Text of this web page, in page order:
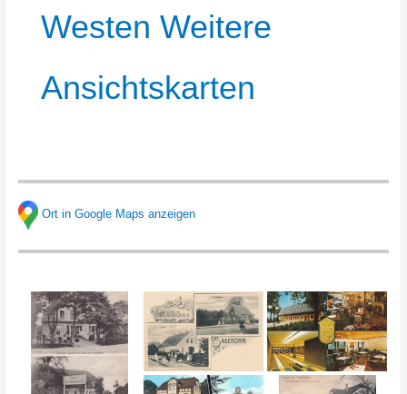
Westen Weitere
Ansichtskarten
Ort in Google Maps anzeigen